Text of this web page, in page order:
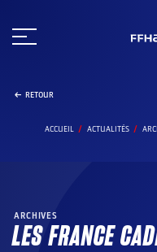
au
RETOUR
ACCUEIL ACTUALITÉS
ARCHIVES
LES FRANCE